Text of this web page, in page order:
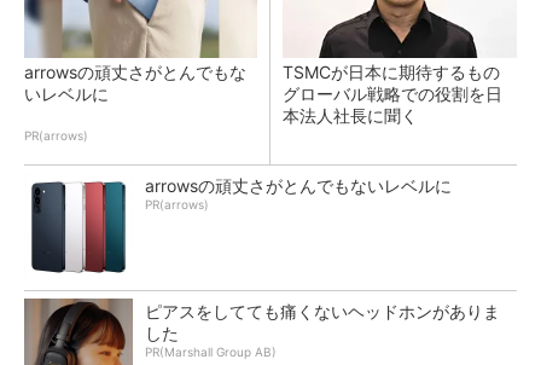
arrowsの頑丈さがとんでもな
いレベルに
PR(arrows)
TSMCが日本に期待するもの
グローバル戦略での役割を日
本法人社長に聞く
arrowsの頑丈さがとんでもないレベルに
PR(arrows)
ピアスをしてても痛くないヘッドホンがありま
した
PR(Marshall Group AB)